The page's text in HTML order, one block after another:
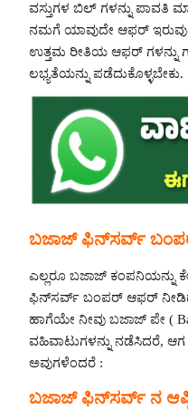
ವಸ್ತುಗಳ ಬಿಲ್ ಗಳನ್ನು ಪಾವತಿ
ನಮಗೆ ಯಾವುದೇ ಆಫರ್
ಉತ್ತಮ ರೀತಿಯ ಆಫರ್ ಗಳನ್ನು
ಲಭ್ಯತೆಯನ್ನು ಪಡೆದುಕೊಳ್ಳಬೇಕು.
ಬಜಾಜ್ ಫಿನ್‌ಸರ್ವ್
ಎಲ್ಲರೂ ಬಜಾಜ್ ಕಂಪನಿಯನ್ನು
ಫಿನ್‌ಸರ್ವ್ ಬಂಪರ್ ಆಫರ್
ಹಾಗೆಯೇ ನೀವು ಬಜಾಜ್ ಪೇ (
ವಹಿವಾಟುಗಳನ್ನು ನಡೆಸಿದರೆ,
ಅವುಗಳೆಂದರೆ :
ಬಜಾಜ್ ಫಿನ್‌ಸರ್ವ್ ನ